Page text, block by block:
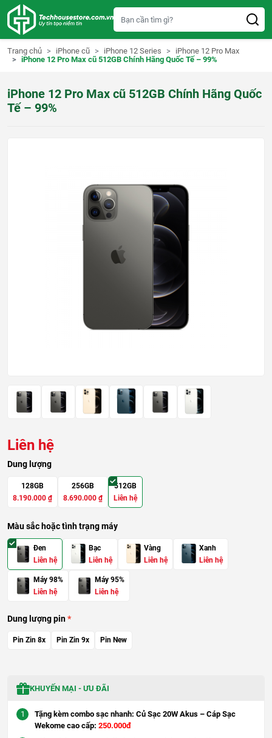
Trang chủ iPhone cũ iPhone 12 Series
iPhone 12 Pro Max
iPhone 12 Pro Max cũ 512GB Chính Hãng Quốc Tế – 99%
iPhone 12 Pro Max cũ 512GB Chính Hãng Quốc
Tế – 99%
Liên hệ
Dung lượng
128GB
8.190.000 ₫
256GB
8.690.000 ₫
512GB
Liên hệ
Màu sắc hoặc tình trạng máy
Đen
Liên hệ
Bạc
Liên hệ
Vàng
Liên hệ
Xanh
Liên hệ
Máy 98%
Liên hệ
Máy 95%
Liên hệ
Dung lượng pin
Pin Zin 8x Pin Zin 9x Pin New
KHUYẾN MẠI - ƯU ĐÃI
Tặng kèm combo sạc nhanh: Củ Sạc 20W Akus – Cáp Sạc
Wekome cao cấp: 250.000đ